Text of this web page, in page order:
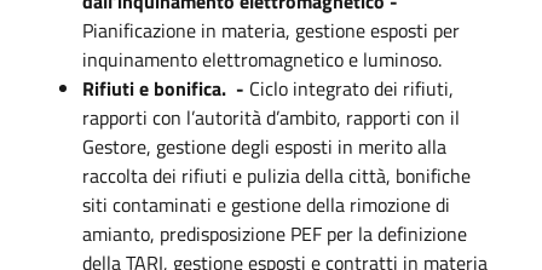
Pianificazione in materia, gestione esposti per
inquinamento elettromagnetico e luminoso.
Rifiuti e bonifica. - Ciclo integrato dei rifiuti,
rapporti con l’autorità d’ambito, rapporti con il
Gestore, gestione degli esposti in merito alla
raccolta dei rifiuti e pulizia della città, bonifiche
siti contaminati e gestione della rimozione di
amianto, predisposizione PEF per la definizione
della TARI, gestione esposti e contratti in materia